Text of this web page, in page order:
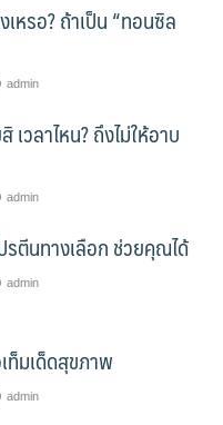
เหรอ? ถ้าเป็น “ทอนซิล
admin
วลาไหน? ถึงไม่ให้อาบ
admin
รตีนทางเลือก ช่วยคุณได้
admin
ท็มเด็ดสุขภาพ
admin